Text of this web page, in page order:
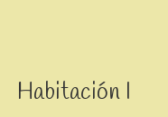
Habitación I